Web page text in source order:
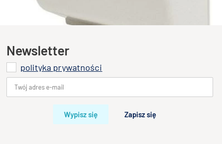
Newsletter
polityka prywatności
Wypisz się Zapisz się